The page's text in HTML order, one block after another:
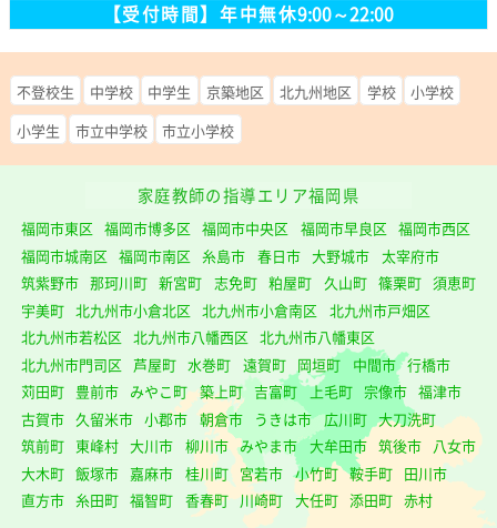
【受付時間】年中無休9:00～22:00
不登校生 中学校 中学生 京築地区 北九州地区 学校
小学校
小学生
市立中学校 市立小学校
家庭教師の指導エリア福岡県
福岡市東区 福岡市博多区 福岡市中央区 福岡市早良区 福岡市西区
福岡市城南区 福岡市南区 糸島市 春日市 大野城市 太宰府市
筑紫野市 那珂川町 新宮町 志免町 粕屋町 久山町 篠栗町 須恵町
宇美町 北九州市小倉北区 北九州市小倉南区
北九州市戸畑区
北九州市若松区 北九州市八幡西区 北九州市八幡東区
北九州市門司区 芦屋町 水巻町 遠賀町 岡垣町 中間市 行橋市
苅田町 豊前市 みやこ町 築上町 吉富町 上毛町 宗像市 福津市
古賀市 久留米市 小郡市 朝倉市 うきは市 広川町 大刀洗町
筑前町 東峰村 大川市 柳川市 みやま市 大牟田市 筑後市 八女市
大木町 飯塚市 嘉麻市 桂川町 宮若市 小竹町 鞍手町 田川市
直方市 糸田町 福智町 香春町 川崎町 大任町 添田町 赤村